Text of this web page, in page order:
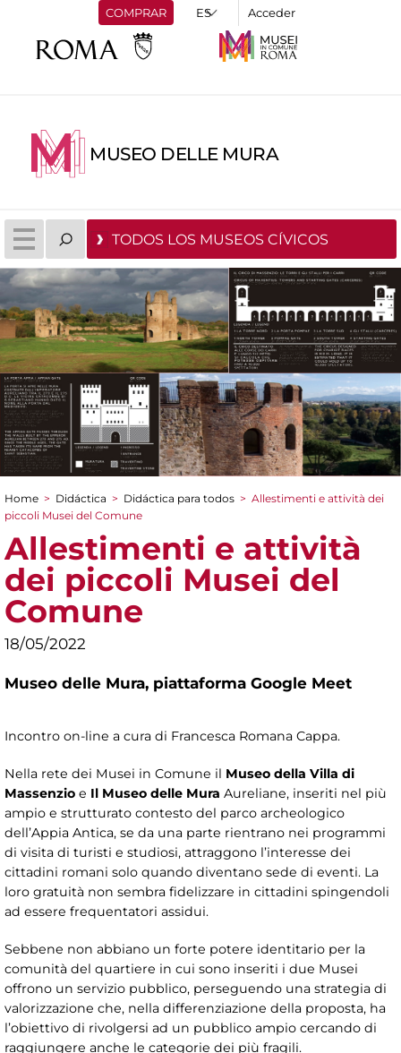
COMPRAR Acceder
MUSEO DELLE MURA
TODOS LOS MUSEOS CÍVICOS
You are here
Home > Didáctica > Didáctica para todos > Allestimenti e attività dei
piccoli Musei del Comune
Allestimenti e attività
dei piccoli Musei del
Comune
18/05/2022
Museo delle Mura, piattaforma Google Meet
Incontro on-line a cura di Francesca Romana Cappa.
Nella rete dei Musei in Comune il Museo della Villa di
Massenzio e Il Museo delle Mura Aureliane, inseriti nel più
ampio e strutturato contesto del parco archeologico
dell’Appia Antica, se da una parte rientrano nei programmi
di visita di turisti e studiosi, attraggono l’interesse dei
cittadini romani solo quando diventano sede di eventi. La
loro gratuità non sembra fidelizzare in cittadini spingendoli
ad essere frequentatori assidui.
Sebbene non abbiano un forte potere identitario per la
comunità del quartiere in cui sono inseriti i due Musei
offrono un servizio pubblico, perseguendo una strategia di
valorizzazione che, nella differenziazione della proposta, ha
l’obiettivo di rivolgersi ad un pubblico ampio cercando di
raggiungere anche le categorie dei più fragili.